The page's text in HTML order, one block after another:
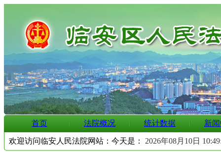
首页 法院概况 统计数据 新
欢迎访问临安人民法院网站：今天是： 2026年08月10日